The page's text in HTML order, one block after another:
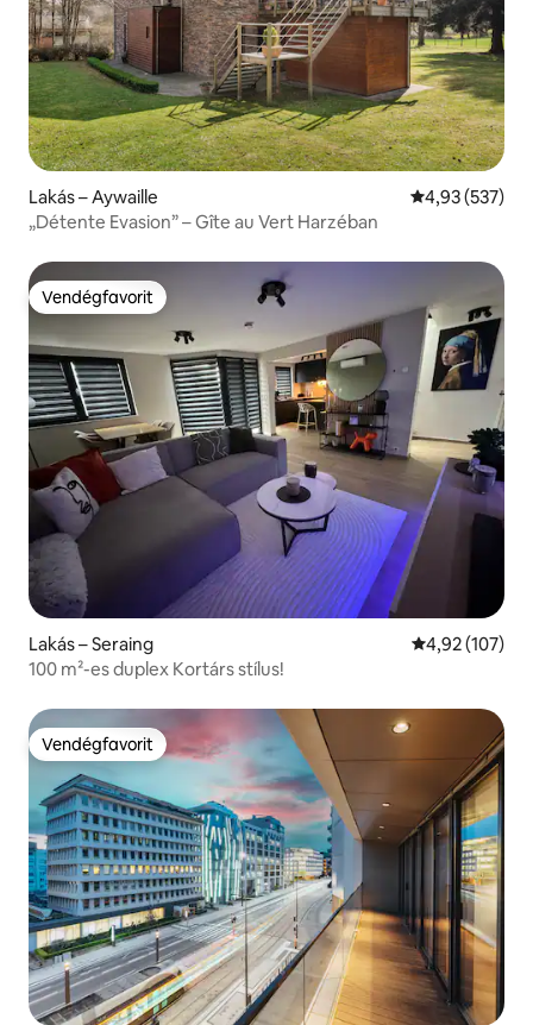
Lakás – Aywaille Átlagos
4,93 (537)
„Détente Evasion” – Gîte au Vert Harzéban
Vendégfavorit
Vendégfavorit
Lakás – Seraing Átlagos
4,92 (107)
100 m²-es duplex Kortárs stílus!
Vendégfavorit
Vendégfavorit